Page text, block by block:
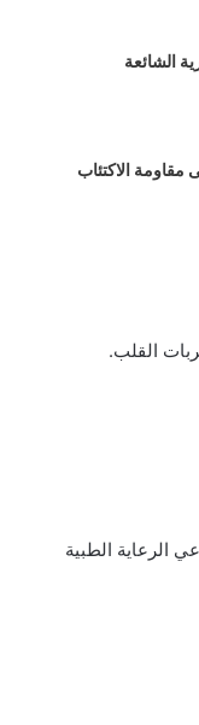
الشائعة
الاكتئاب
القلب.
الرعاية الطبية